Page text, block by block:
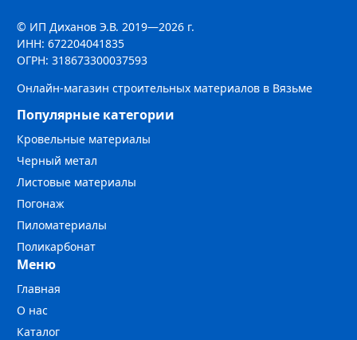
© ИП Диханов Э.В. 2019—2026 г.
ИНН: 672204041835
ОГРН: 318673300037593
Онлайн-магазин строительных материалов в Вязьме
Популярные категории
Кровельные материалы
Черный метал
Листовые материалы
Погонаж
Пиломатериалы
Поликарбонат
Меню
Главная
О нас
Каталог